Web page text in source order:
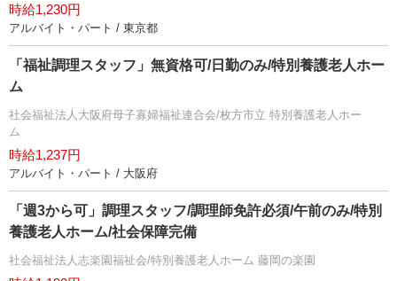
時給1,230円
アルバイト・パート / 東京都
「福祉調理スタッフ」無資格可/日勤のみ/特別養護老人ホー
ム
社会福祉法人大阪府母子寡婦福祉連合会/枚方市立 特別養護老人ホー
ム
時給1,237円
アルバイト・パート / 大阪府
「週3から可」調理スタッフ/調理師免許必須/午前のみ/特別
養護老人ホーム/社会保障完備
社会福祉法人志楽園福祉会/特別養護老人ホーム 藤岡の楽園